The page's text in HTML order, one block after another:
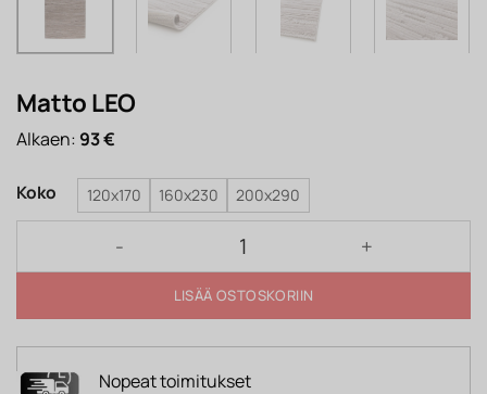
Matto LEO
Alkaen: 93€
Koko 120x170 160x230 200x290
LISÄÄ OSTOSKORIIN
Nopeat toimitukset